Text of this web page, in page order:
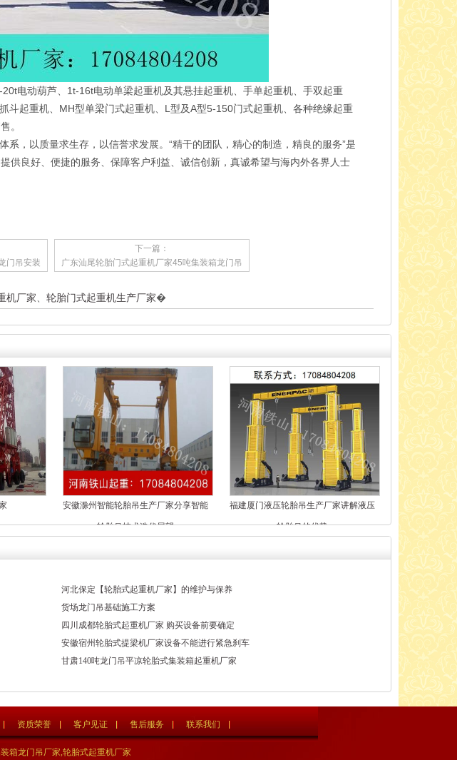
电动葫芦、1t-16t电动单梁起重机及其悬挂起重机、手单起重机、手双起重
斗起重机、MH型单梁门式起重机、L型及A型5-150门式起重机、各种绝缘起重
。
系，以质量求生存，以信誉求发展。“精干的团队，精心的制造，精良的服务”是
供良好、便捷的服务、保障客户利益、诚信创新，真诚希望与海内外各界人士
门吊安装
下一篇：
广东汕尾轮胎门式起重机厂家45吨集装箱龙门吊
机厂家 轮胎门式起重机生产厂家�
安徽滁州智能轮胎吊生产厂家分享智能
轮胎吊技术迭代展望
福建厦门液压轮胎吊生产厂家讲解液压
轮胎吊的优势
河北保定【轮胎式起重机厂家】的维护与保养
货场龙门吊基础施工方案
四川成都轮胎式起重机厂家 购买设备前要确定
安徽宿州轮胎式提梁机厂家设备不能进行紧急刹车
甘肃140吨龙门吊平凉轮胎式集装箱起重机厂家
资质荣誉 客户见证 售后服务 联系我们
箱龙门吊厂家,轮胎式起重机厂家